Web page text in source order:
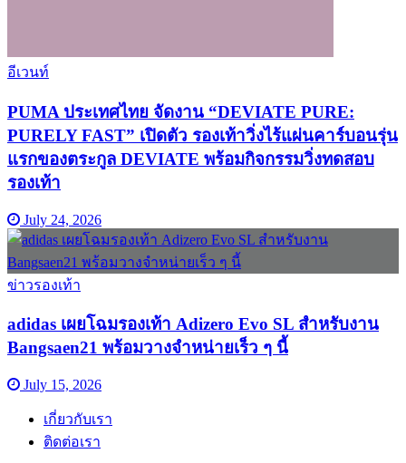
อีเวนท์
PUMA ประเทศไทย จัดงาน “DEVIATE PURE:
PURELY FAST” เปิดตัว รองเท้าวิ่งไร้แผ่นคาร์บอนรุ่น
แรกของตระกูล DEVIATE พร้อมกิจกรรมวิ่งทดสอบ
รองเท้า
July 24, 2026
ข่าวรองเท้า
adidas เผยโฉมรองเท้า Adizero Evo SL สำหรับงาน
Bangsaen21 พร้อมวางจำหน่ายเร็ว ๆ นี้
July 15, 2026
เกี่ยวกับเรา
ติดต่อเรา